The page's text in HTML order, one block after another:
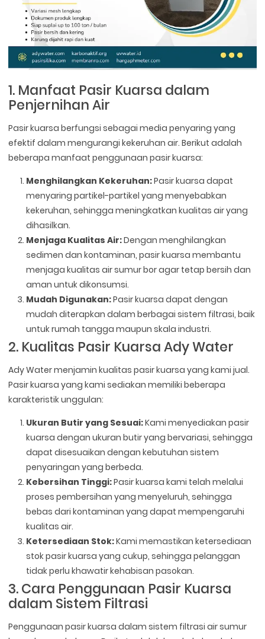
1. Manfaat Pasir Kuarsa dalam
Penjernihan Air
Pasir kuarsa berfungsi sebagai media penyaring yang
efektif dalam mengurangi kekeruhan air. Berikut adalah
beberapa manfaat penggunaan pasir kuarsa:
Menghilangkan Kekeruhan:Pasir kuarsa dapat
menyaring partikel-partikel yang menyebabkan
kekeruhan, sehingga meningkatkan kualitas air yang
dihasilkan.
Menjaga Kualitas Air:Dengan menghilangkan
sedimen dan kontaminan, pasir kuarsa membantu
menjaga kualitas air sumur bor agar tetap bersih dan
aman untuk dikonsumsi.
Mudah Digunakan:Pasir kuarsa dapat dengan
mudah diterapkan dalam berbagai sistem filtrasi, baik
untuk rumah tangga maupun skala industri.
2. Kualitas Pasir Kuarsa Ady Water
Ady Water menjamin kualitas pasir kuarsa yang kami jual.
Pasir kuarsa yang kami sediakan memiliki beberapa
karakteristik unggulan:
Ukuran Butir yang Sesuai:Kami menyediakan pasir
kuarsa dengan ukuran butir yang bervariasi, sehingga
dapat disesuaikan dengan kebutuhan sistem
penyaringan yang berbeda.
Kebersihan Tinggi:Pasir kuarsa kami telah melalui
proses pembersihan yang menyeluruh, sehingga
bebas dari kontaminan yang dapat mempengaruhi
kualitas air.
Ketersediaan Stok:Kami memastikan ketersediaan
stok pasir kuarsa yang cukup, sehingga pelanggan
tidak perlu khawatir kehabisan pasokan.
3. Cara Penggunaan Pasir Kuarsa
dalam Sistem Filtrasi
Penggunaan pasir kuarsa dalam sistem filtrasi air sumur